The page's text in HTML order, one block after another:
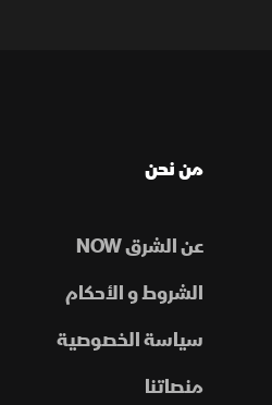
من نحن
عن الشرق NOW
الشروط و الأحكام
سياسة الخصوصية
منصاتنا